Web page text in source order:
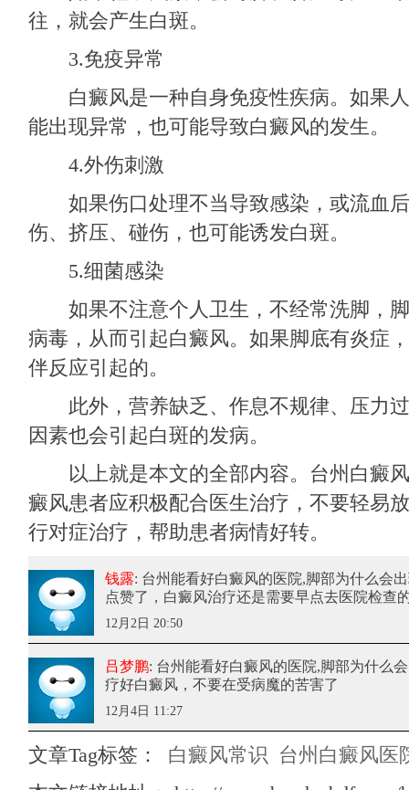
往，就会产生白斑。
3.免疫异常
白癜风是一种自身免疫性疾病。如果人
能出现异常，也可能导致白癜风的发生。
4.外伤刺激
如果伤口处理不当导致感染，或流血后
伤、挤压、碰伤，也可能诱发白斑。
5.细菌感染
如果不注意个人卫生，不经常洗脚，脚
病毒，从而引起白癜风。如果脚底有炎症
伴反应引起的。
此外，营养缺乏、作息不规律、压力过
因素也会引起白斑的发病。
以上就是本文的全部内容。台州白癜风
癜风患者应积极配合医生治疗，不要轻易
行对症治疗，帮助患者病情好转。
钱露: 台州能看好白癜风的医院,脚部为什么会
点赞了，白癜风治疗还是需要早点去医院检查
12月2日 20:50
吕梦鹏: 台州能看好白癜风的医院,脚部为什么
疗好白癜风，不要在受病魔的苦害了
12月4日 11:27
文章Tag标签： 白癜风常识 台州白癜风医